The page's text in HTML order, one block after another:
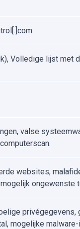
Volledige lijst met
valse
websites,
ongewenste
privégegevens,
mogelijke